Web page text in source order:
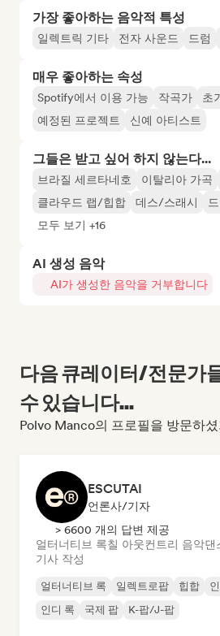
가장 좋아하는 음악적 특성
일렉트릭 기타 전자 사운드 드럼
매우 좋아하는 속성
Spotify에서 이용 가능 작곡가
초
예정된 프로젝트
신예 아티스트
그들은 받고 싶어 하지 않는다...
브라질 세르타네호 이탈리아 가곡
클라우드 랩/힙합
데스/스래시
모두 보기 +16
AI 생성 음악
AI가 생성한 음악을 거부합니다
다음 큐레이터/전문가
수 있습니다...
Polvo Manco의 프로필을 방문하
ESCUTAI
언론사/기자
> 6600 개의 답변 제공
얼터너티브 록칠 아웃컨트리 음악댄
기사 작성
얼터너티브 록 일렉트로팝 힙합
인디 록
국제 팝 K-팝/J-팝